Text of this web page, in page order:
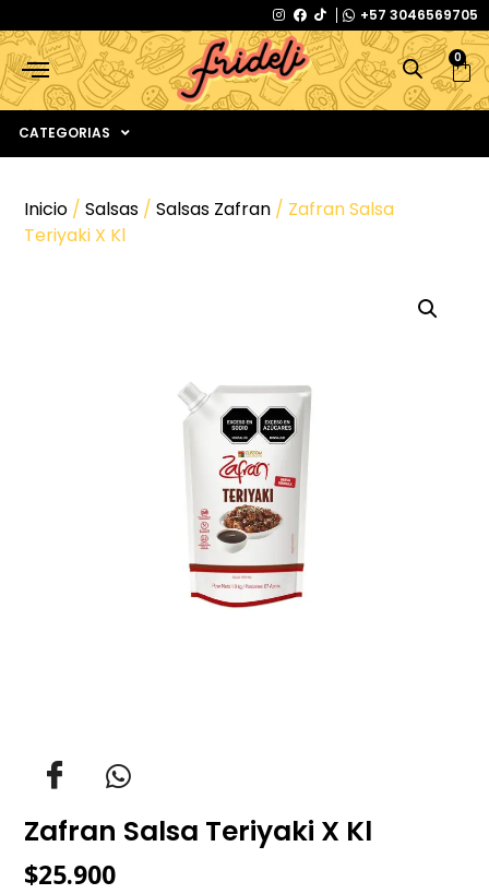
+57 3046569705
0
CATEGORIAS
Inicio /Salsas /Salsas Zafran / Zafran Salsa
Teriyaki X Kl
Zafran Salsa Teriyaki X Kl
$25.900